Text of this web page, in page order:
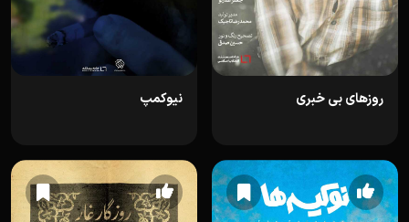
روزهای بی خبری نیوکمپ